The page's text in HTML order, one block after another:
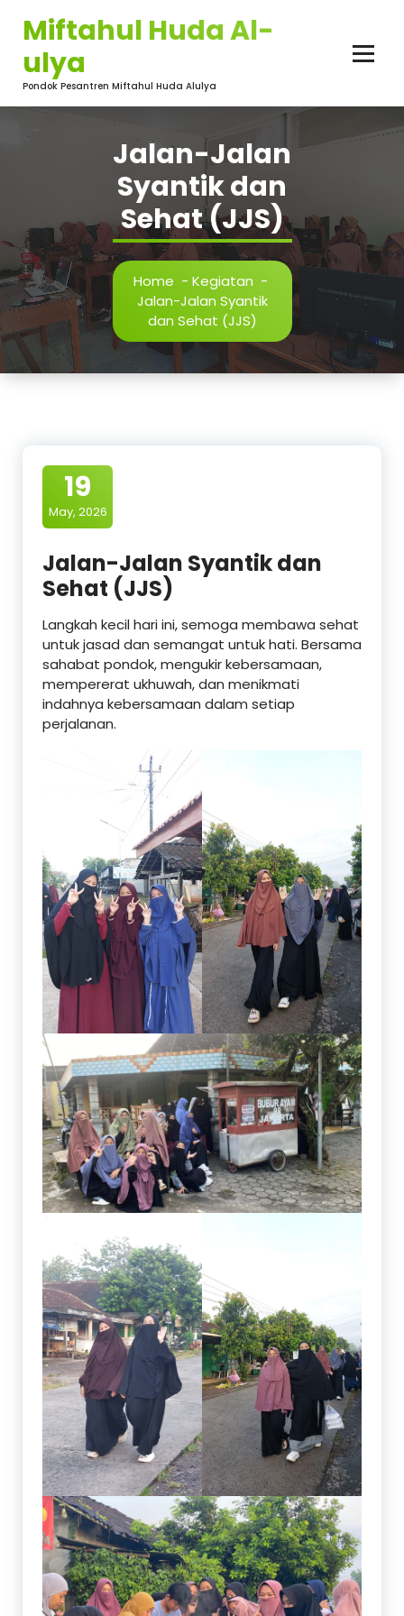
contentMiftahul Huda Al-
ulya
Pondok Pesantren Miftahul Huda Alulya
Jalan-Jalan
Syantik dan
Sehat (JJS)
Home - Kegiatan -
Jalan-Jalan Syantik
dan Sehat (JJS)
19
May, 2026
Jalan-Jalan Syantik dan
Sehat (JJS)
Langkah kecil hari ini, semoga membawa sehat
untuk jasad dan semangat untuk hati. Bersama
sahabat pondok, mengukir kebersamaan,
mempererat ukhuwah, dan menikmati
indahnya kebersamaan dalam setiap
perjalanan.